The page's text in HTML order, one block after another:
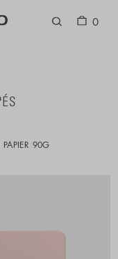
0
PAPIER 90G